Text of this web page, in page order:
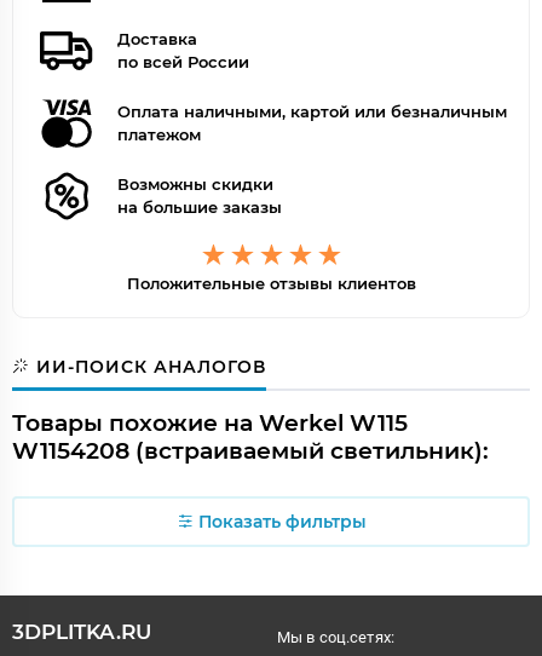
Доставка
по всей России
Оплата наличными, картой или безналичным
платежом
Возможны скидки
на большие заказы
Положительные отзывы клиентов
ИИ-ПОИСК АНАЛОГОВ
Товары похожие на Werkel W115
W1154208 (встраиваемый светильник):
Показать фильтры
3DPLITKA.RU Мы в соц.сетях: